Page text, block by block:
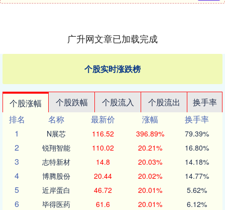
广升网文章已加载完成
个股实时涨跌榜
个股涨幅 个股跌幅 个股流入 个股流出
换手率
排名
名称 最新价 涨幅
换手率
1
N展芯 116.52 396.89% 79.39%
2 锐翔智能 110.02 20.21% 16.80%
3 志特新材 14.8 20.03% 14.18%
4 博腾股份 20.44 20.02% 14.77%
5 近岸蛋白 46.72 20.01% 5.62%
6 毕得医药 61.6 20.01% 6.12%